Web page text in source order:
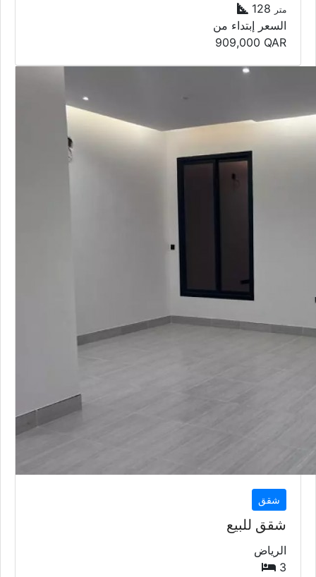
128 متر
السعر إبتداء من
909,000 QAR
شقق
شقق للبيع
الرياض
3